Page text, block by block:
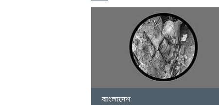
বাংলাদেশ